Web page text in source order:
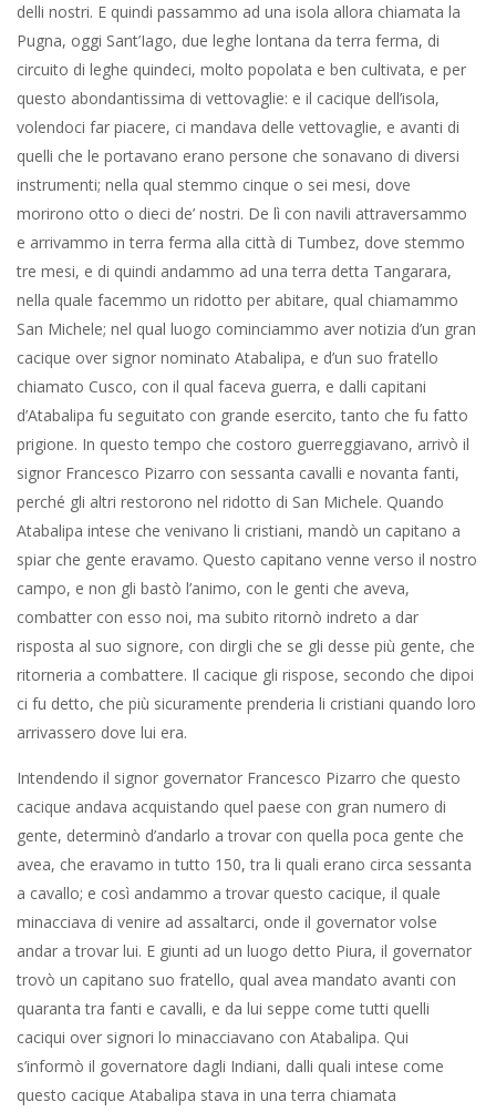
delli nostri. E quindi passammo ad una isola allora chiamata la
Pugna, oggi Sant’Iago, due leghe lontana da terra ferma, di
circuito di leghe quindeci, molto popolata e ben cultivata, e per
questo abondantissima di vettovaglie: e il cacique dell’isola,
volendoci far piacere, ci mandava delle vettovaglie, e avanti di
quelli che le portavano erano persone che sonavano di diversi
instrumenti; nella qual stemmo cinque o sei mesi, dove
morirono otto o dieci de’ nostri. De lì con navili attraversammo
e arrivammo in terra ferma alla città di Tumbez, dove stemmo
tre mesi, e di quindi andammo ad una terra detta Tangarara,
nella quale facemmo un ridotto per abitare, qual chiamammo
San Michele; nel qual luogo cominciammo aver notizia d’un gran
cacique over signor nominato Atabalipa, e d’un suo fratello
chiamato Cusco, con il qual faceva guerra, e dalli capitani
d’Atabalipa fu seguitato con grande esercito, tanto che fu fatto
prigione. In questo tempo che costoro guerreggiavano, arrivò il
signor Francesco Pizarro con sessanta cavalli e novanta fanti,
perché gli altri restorono nel ridotto di San Michele. Quando
Atabalipa intese che venivano li cristiani, mandò un capitano a
spiar che gente eravamo. Questo capitano venne verso il nostro
campo, e non gli bastò l’animo, con le genti che aveva,
combatter con esso noi, ma subito ritornò indreto a dar
risposta al suo signore, con dirgli che se gli desse più gente, che
ritorneria a combattere. Il cacique gli rispose, secondo che dipoi
ci fu detto, che più sicuramente prenderia li cristiani quando loro
arrivassero dove lui era.
Intendendo il signor governator Francesco Pizarro che questo
cacique andava acquistando quel paese con gran numero di
gente, determinò d’andarlo a trovar con quella poca gente che
avea, che eravamo in tutto 150, tra li quali erano circa sessanta
a cavallo; e così andammo a trovar questo cacique, il quale
minacciava di venire ad assaltarci, onde il governator volse
andar a trovar lui. E giunti ad un luogo detto Piura, il governator
trovò un capitano suo fratello, qual avea mandato avanti con
quaranta tra fanti e cavalli, e da lui seppe come tutti quelli
caciqui over signori lo minacciavano con Atabalipa. Qui
s’informò il governatore dagli Indiani, dalli quali intese come
questo cacique Atabalipa stava in una terra chiamata